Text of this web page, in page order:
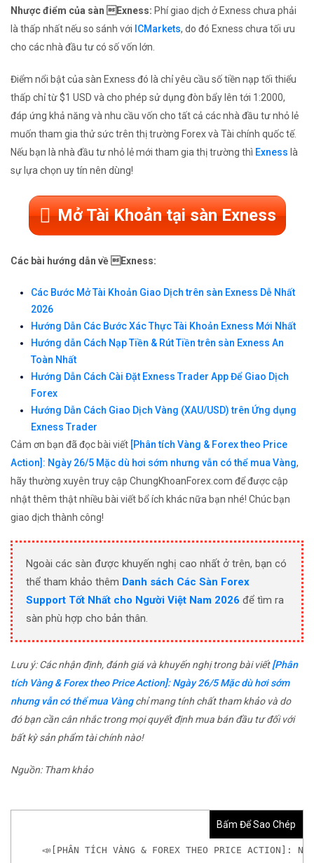
Nhược điểm của sàn Exness: Phí giao dịch ở Exness chưa phải
là thấp nhất nếu so sánh với ICMarkets, do đó Exness chưa tối ưu
cho các nhà đầu tư có số vốn lớn.
Điểm nổi bật của sàn Exness đó là chỉ yêu cầu số tiền nạp tối thiểu
thấp chỉ từ $1 USD và cho phép sử dụng đòn bẩy lên tới 1:2000,
đáp ứng khả năng và nhu cầu vốn cho tất cả các nhà đầu tư nhỏ lẻ
muốn tham gia thử sức trên thị trường Forex và Tài chính quốc tế.
Nếu bạn là nhà đầu tư nhỏ lẻ mới tham gia thị trường thì Exness là
sự lựa chọn uy tín nên dùng!
Mở Tài Khoản tại sàn Exness
Các bài hướng dẫn về Exness:
Các Bước Mở Tài Khoản Giao Dịch trên sàn Exness Dễ Nhất
2026
Hướng Dẫn Các Bước Xác Thực Tài Khoản Exness Mới Nhất
Hướng dẫn Cách Nạp Tiền & Rút Tiền trên sàn Exness An
Toàn Nhất
Hướng Dẫn Cách Cài Đặt Exness Trader App Để Giao Dịch
Forex
Hướng Dẫn Cách Giao Dịch Vàng (XAU/USD) trên Ứng dụng
Exness Trader
Cảm ơn bạn đã đọc bài viết [Phân tích Vàng & Forex theo Price
Action]: Ngày 26/5 Mặc dù hơi sớm nhưng vẫn có thể mua Vàng,
hãy thường xuyên truy cập ChungKhoanForex.com để được cập
nhật thêm thật nhiều bài viết bổ ích khác nữa bạn nhé! Chúc bạn
giao dịch thành công!
Ngoài các sàn được khuyến nghị cao nhất ở trên, bạn có
thể tham khảo thêm Danh sách Các Sàn Forex
Support Tốt Nhất cho Người Việt Nam 2026 để tìm ra
sàn phù hợp cho bản thân.
Lưu ý: Các nhận định, đánh giá và khuyến nghị trong bài viết[Phân
tích Vàng & Forex theo Price Action]: Ngày 26/5 Mặc dù hơi sớm
nhưng vẫn có thể mua Vàngchỉ mang tính chất tham khảo và do
đó bạn cần cân nhắc trong mọi quyết định mua bán đầu tư đối với
bất kỳ sản phẩm tài chính nào!
Nguồn: Tham khảo
Bấm Để Sao Chép
📣[PHÂN TÍCH VÀNG & FOREX THEO PRICE ACTION]: